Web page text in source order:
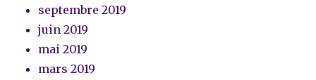
septembre 2019
juin 2019
mai 2019
mars 2019